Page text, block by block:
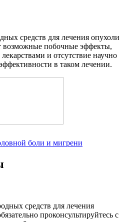
средств для лечения опухоли
возможные побочные эффекты,
и отсутствие научно
в таком лечении.
боли и мигрени
средств для лечения
проконсультируйтесь с